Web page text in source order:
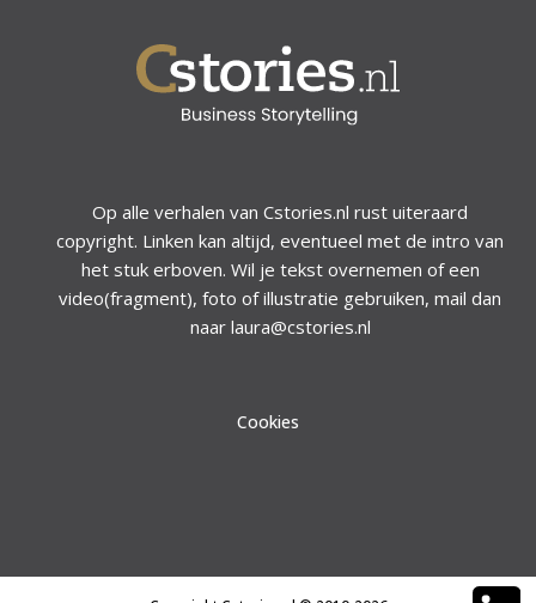
Op alle verhalen van Cstories.nl rust uiteraard
copyright. Linken kan altijd, eventueel met de intro van
het stuk erboven. Wil je tekst overnemen of een
video(fragment), foto of illustratie gebruiken, mail dan
naar laura@cstories.nl
Cookies